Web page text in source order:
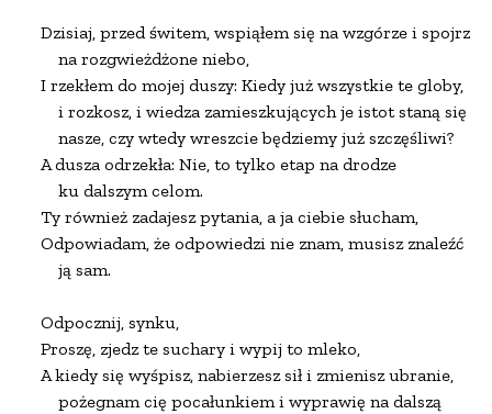
Dzisiaj, przed świtem, wspiąłem się na wzgórze i
    na rozgwieżdżone niebo,
I rzekłem do mojej duszy: Kiedy już wszystkie te globy,
    i rozkosz, i wiedza zamieszkujących je istot staną się
    nasze, czy wtedy wreszcie będziemy już szczęśliwi?
A dusza odrzekła: Nie, to tylko etap na drodze
    ku dalszym celom.
Ty również zadajesz pytania, a ja ciebie słucham,
Odpowiadam, że odpowiedzi nie znam, musisz znaleźć
    ją sam.
Odpocznij, synku,
Proszę, zjedz te suchary i wypij to mleko,
A kiedy się wyśpisz, nabierzesz sił i zmienisz ubranie,
    pożegnam cię pocałunkiem i wyprawię na dalszą